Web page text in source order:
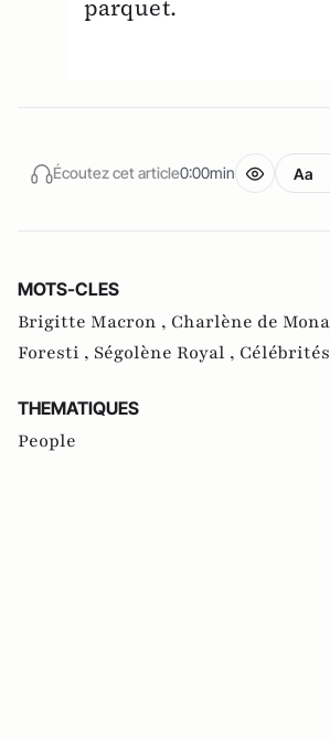
parquet.
Écoutez cet article0:00min Aa
MOTS-CLES
Brigitte Macron , Charlène de
Foresti , Ségolène Royal ,
THEMATIQUES
People